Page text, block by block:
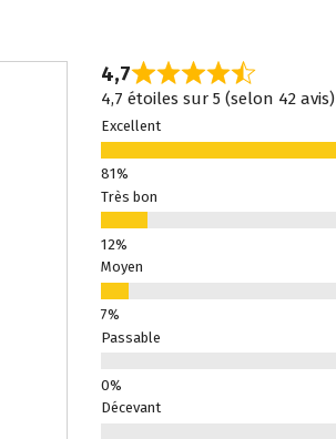
4,7
4,7 étoiles sur 5 (selon 42 avis)
Excellent
Très bon
Moyen
Passable
Décevant